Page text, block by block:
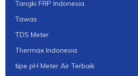
Tangki FRP Indonesia
Tawas
TDS Meter
Thermax Indonesia
tipe pH Meter Air Terbaik